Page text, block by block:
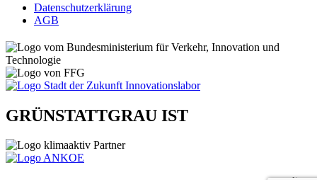
Datenschutzerklärung
AGB
GRÜNSTATTGRAU IST